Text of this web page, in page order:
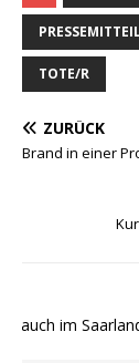
TOTE/R
ZURÜCK
Brand in einer
auch im